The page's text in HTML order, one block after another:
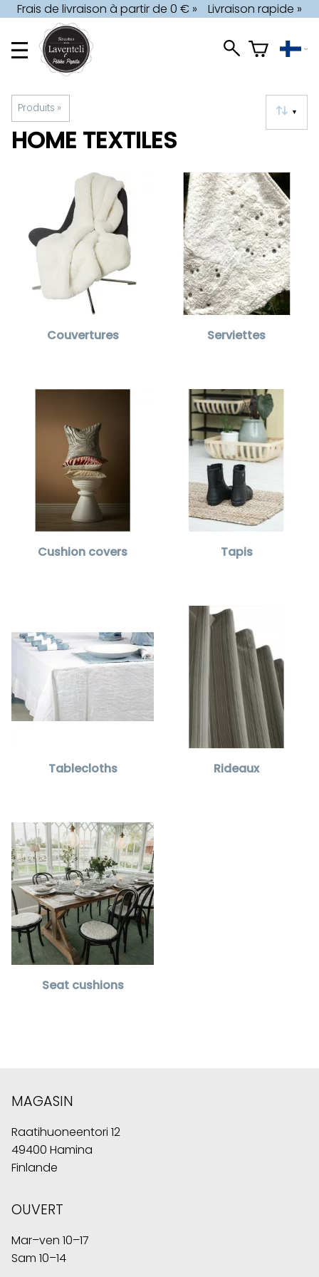
Frais de livraison à partir de 0 € » Livraison rapide »
Produits ‪» ▼
HOME TEXTILES
Couvertures Serviettes
Cushion covers Tapis
Tablecloths Rideaux
Seat cushions
MAGASIN
Raatihuoneentori 12
49400 Hamina
Finlande
OUVERT
Mar–ven 10–17
Sam 10–14